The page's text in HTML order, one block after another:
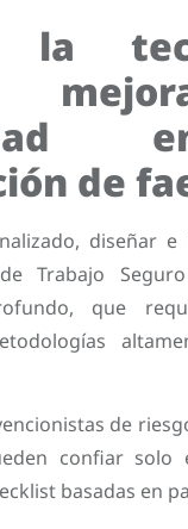
la
de
diseñar
Trabajo
que
de
confiar solo
basadas en